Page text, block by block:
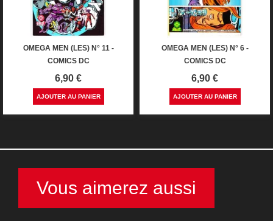
OMEGA MEN (LES) N° 11 -
COMICS DC
Prix
6,90 €
AJOUTER AU PANIER
OMEGA MEN (LES) N° 6 -
COMICS DC
Prix
6,90 €
AJOUTER AU PANIER
Vous aimerez aussi